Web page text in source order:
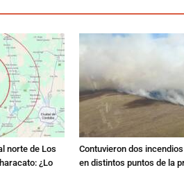
norte de Los
¿Lo
Contuvieron dos
en distintos puntos de la